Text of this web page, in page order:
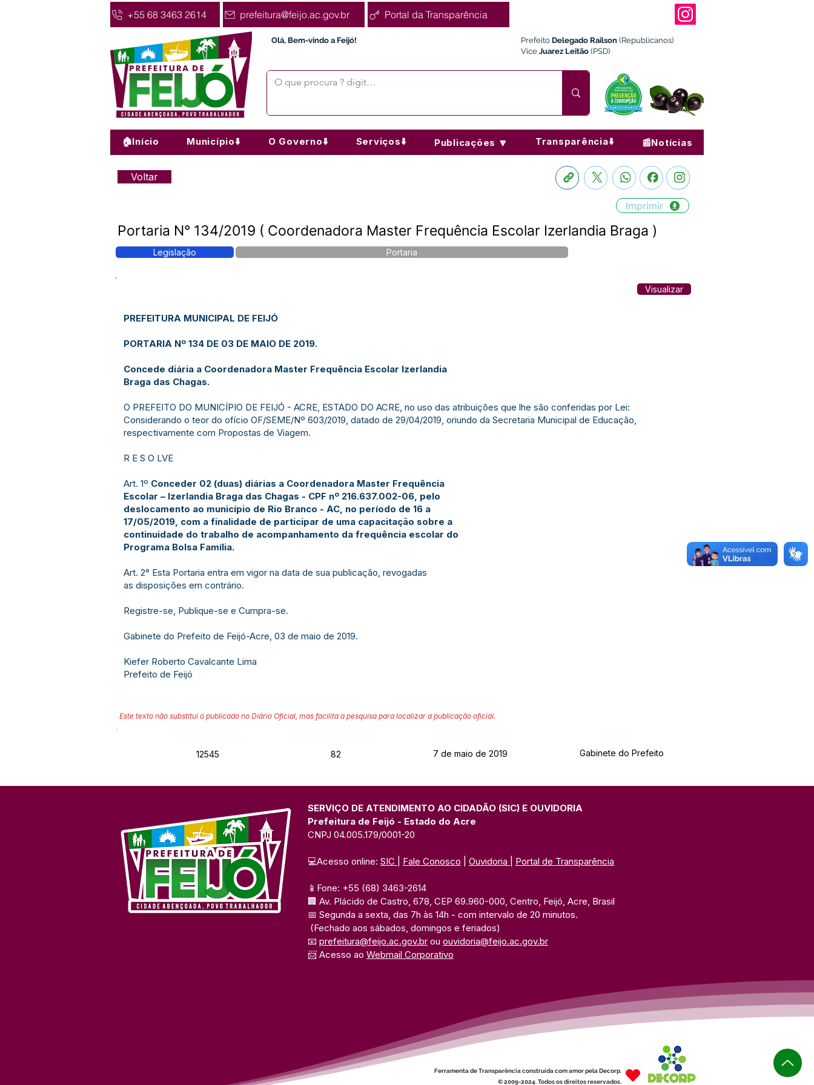
+55 68 3463 2614 prefeitura@feijo.ac.gov.br Portal da Transparência
Olá, Bem-vindo a Feijó! Prefeito Delegado Railson (Republicanos)
Vice Juarez Leitão (PSD)
🏠Início Município⬇️ O Governo⬇️ Serviços⬇️ Publicações 🔽 Transparência⬇️ 📰Notícias
Voltar
Imprimir
Portaria N° 134/2019 ( Coordenadora Master Frequência Escolar Izerlandia Braga )
Legislação Portaria
Visualizar
PREFEITURA MUNICIPAL DE FEIJÓ
PORTARIA Nº 134 DE 03 DE MAIO DE 2019.
Concede diária a Coordenadora Master Frequência Escolar Izerlandia
Braga das Chagas.
O PREFEITO DO MUNICÍPIO DE FEIJÓ - ACRE, ESTADO DO ACRE, no uso das atribuições que lhe são conferidas por Lei:
Considerando o teor do ofício OF/SEME/Nº 603/2019, datado de 29/04/2019, oriundo da Secretaria Municipal de Educação,
respectivamente com Propostas de Viagem.
R E S O LVE
Art. 1º Conceder 02 (duas) diárias a Coordenadora Master Frequência
Escolar – Izerlandia Braga das Chagas - CPF nº 216.637.002-06, pelo
deslocamento ao município de Rio Branco - AC, no período de 16 a
17/05/2019, com a finalidade de participar de uma capacitação sobre a
continuidade do trabalho de acompanhamento da frequência escolar do
Programa Bolsa Família.
Art. 2° Esta Portaria entra em vigor na data de sua publicação, revogadas
as disposições em contrário.
Registre-se, Publique-se e Cumpra-se.
Gabinete do Prefeito de Feijó-Acre, 03 de maio de 2019.
Kiefer Roberto Cavalcante Lima
Prefeito de Feijó
Este texto não substitui o publicado no Diário Oficial, mas facilita a pesquisa para localizar a publicação oficial.
12545
82 7 de maio de 2019 Gabinete do Prefeito
SERVIÇO DE ATENDIMENTO AO CIDADÃO (SIC) E OUVIDORIA
Prefeitura de Feijó - Estado do Acre
CNPJ 04.005.179/0001-20
💻Acesso online: SIC Fale Conosco Ouvidoria Portal de Transparência
📱Fone: +55 (68) 3463-2614
🏢 Av. Plácido de Castro, 678, CEP 69.960-000, Centro, Feijó, Acre, Brasil
📅 Segunda a sexta, das 7h às 14h - com intervalo de 20 minutos.
(Fechado aos sábados, domingos e feriados)
📧 prefeitura@feijo.ac.gov.br ou ouvidoria@feijo.ac.gov.br
📨 Acesso ao Webmail Corporativo
Ferramenta de Transparência construída com amor pela Decorp.
© 2009-2024. Todos os direitos reservados.